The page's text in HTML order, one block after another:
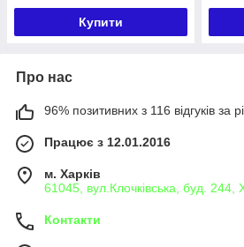
Купити
Про нас
96% позитивних з 116 відгуків за
Працює з 12.01.2016
м. Харків
61045, вул.Клочківська, буд. 244,
Контакти